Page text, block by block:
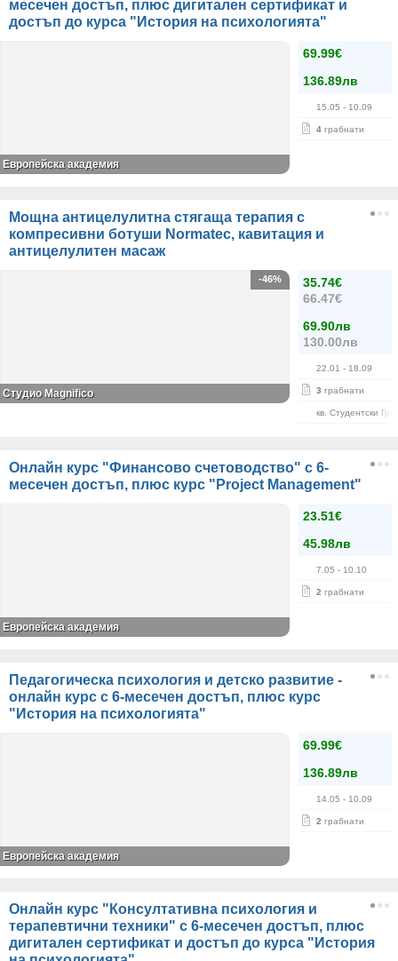
месечен достъп, плюс дигитален сертификат и
достъп до курса "История на психологията"
69.99€
136.89лв
15.05 - 10.09
4 грабнати
Европейска академия
Мощна антицелулитна стягаща терапия с
компресивни ботуши Normatec, кавитация и
антицелулитен масаж
35.74€
66.47€
69.90лв
130.00лв
22.01 - 18.09
3 грабнати
кв. Студентски
-46%
Студио Magnifico
Онлайн курс "Финансово счетоводство" с 6-
месечен достъп, плюс курс "Project Management"
23.51€
45.98лв
7.05 - 10.10
2 грабнати
Европейска академия
Педагогическа психология и детско развитие -
онлайн курс с 6-месечен достъп, плюс курс
"История на психологията"
69.99€
136.89лв
14.05 - 10.09
2 грабнати
Европейска академия
Онлайн курс "Консултативна психология и
терапевтични техники" с 6-месечен достъп, плюс
дигитален сертификат и достъп до курса "История